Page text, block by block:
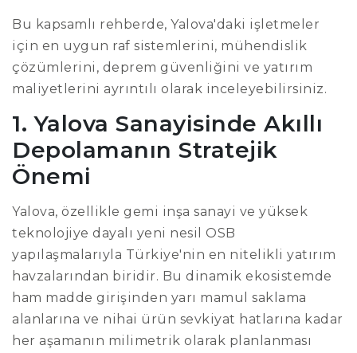
Bu kapsamlı rehberde, Yalova'daki işletmeler
için en uygun raf sistemlerini, mühendislik
çözümlerini, deprem güvenliğini ve yatırım
maliyetlerini ayrıntılı olarak inceleyebilirsiniz.
1. Yalova Sanayisinde Akıllı
Depolamanın Stratejik
Önemi
Yalova, özellikle gemi inşa sanayi ve yüksek
teknolojiye dayalı yeni nesil OSB
yapılaşmalarıyla Türkiye'nin en nitelikli yatırım
havzalarından biridir. Bu dinamik ekosistemde
ham madde girişinden yarı mamul saklama
alanlarına ve nihai ürün sevkiyat hatlarına kadar
her aşamanın milimetrik olarak planlanması